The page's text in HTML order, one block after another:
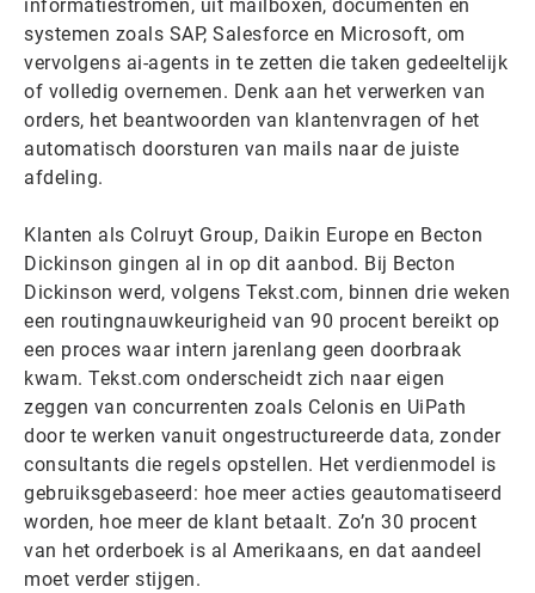
informatiestromen, uit mailboxen, documenten en
systemen zoals SAP, Salesforce en Microsoft, om
vervolgens ai-agents in te zetten die taken gedeeltelijk
of volledig overnemen. Denk aan het verwerken van
orders, het beantwoorden van klantenvragen of het
automatisch doorsturen van mails naar de juiste
afdeling.
Klanten als Colruyt Group, Daikin Europe en Becton
Dickinson gingen al in op dit aanbod. Bij Becton
Dickinson werd, volgens Tekst.com, binnen drie weken
een routingnauwkeurigheid van 90 procent bereikt op
een proces waar intern jarenlang geen doorbraak
kwam. Tekst.com onderscheidt zich naar eigen
zeggen van concurrenten zoals Celonis en UiPath
door te werken vanuit ongestructureerde data, zonder
consultants die regels opstellen. Het verdienmodel is
gebruiksgebaseerd: hoe meer acties geautomatiseerd
worden, hoe meer de klant betaalt. Zo’n 30 procent
van het orderboek is al Amerikaans, en dat aandeel
moet verder stijgen.